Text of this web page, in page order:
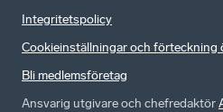
Integritetspolicy
Cookieinställningar och förteckning
Bli medlemsföretag
Ansvarig utgivare och chefredaktör